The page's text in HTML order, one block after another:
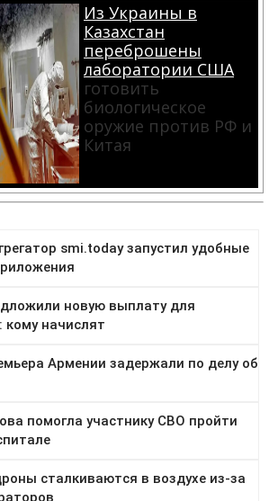
Из Украины в
Казахстан
переброшены
лаборатории США
готовить
биологическое
оружие против РФ и
Китая